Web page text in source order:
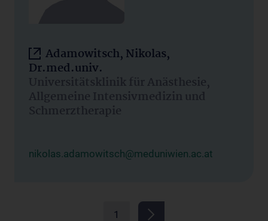
Adamowitsch, Nikolas,
Dr.med.univ.
Universitätsklinik für Anästhesie,
Allgemeine Intensivmedizin und
Schmerztherapie
nikolas.adamowitsch@meduniwien.ac.at
1